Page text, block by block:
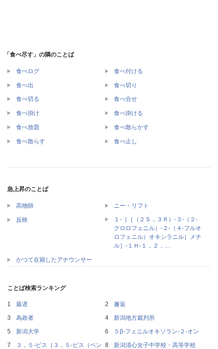
「食べ尽す」の隣のことば
食べログ 食べ付ける
食べ出 食べ切り
食べ切る 食べ合せ
食べ掛け 食べ掛ける
食べ放題 食べ散らかす
食べ散らす 食べ止し
急上昇のことば
高物師 ニー・リフト
反映
１‐［［（２Ｓ，３Ｒ）‐３‐（２‐
クロロフェニル）‐２‐（４‐フルオ
ロフェニル）オキシラニル］メチ
ル］‐１Ｈ‐１，２，…
かつて在籍したアナウンサー
ことば検索ランキング
最遅
邂逅
為政者
新潟地方裁判所
新潟大学
５β‐フェニルオキソラン‐２‐オン
３，５‐ビス［３，５‐ビス（ベン
新潟清心女子中学校・高等学校